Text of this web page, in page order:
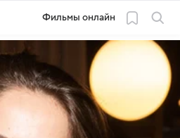
Фильмы онлайн